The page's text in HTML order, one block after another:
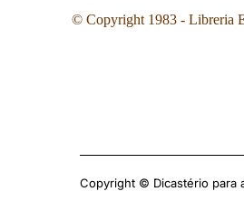
© Copyright 1983 - Libreria
Copyright © Dicastério para